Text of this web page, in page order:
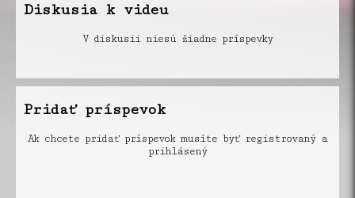
Diskusia k videu
V diskusii niesú žiadne príspevky
Pridať príspevok
Ak chcete pridať príspevok musíte byť registrovaný a
prihlásený